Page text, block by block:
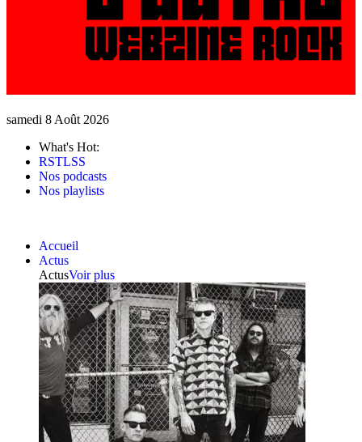
samedi 8 Août 2026
What's Hot:
RSTLSS
Nos podcasts
Nos playlists
Accueil
Actus
ActusVoir plus